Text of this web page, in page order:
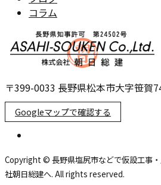
コラム
〒399-0033 長野県松本市大字笹賀
Googleマップで確認する
Copyright © 長野県塩尻市などで仮設工事
社朝日総建へ. All rights reserved.